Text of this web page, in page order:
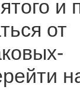
и
от